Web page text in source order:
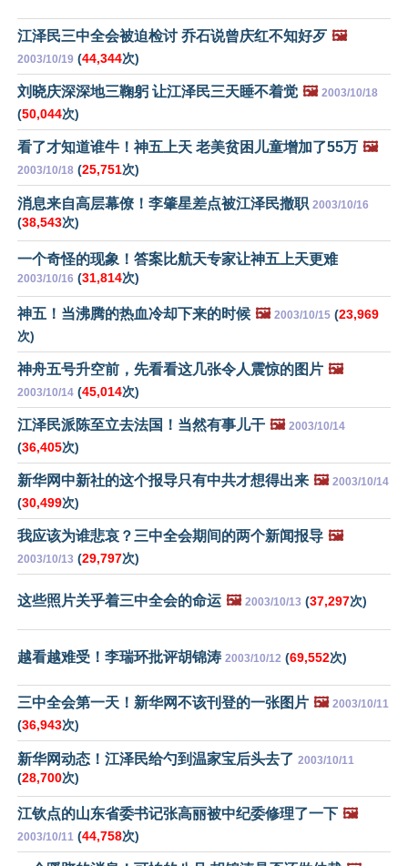
江泽民三中全会被迫检讨 乔石说曾庆红不知好歹 🖼️
2003/10/19 (44,344次)
刘晓庆深深地三鞠躬 让江泽民三天睡不着觉 🖼️ 2003/10/18
(50,044次)
看了才知道谁牛！神五上天 老美贫困儿童增加了55万 🖼️
2003/10/18 (25,751次)
消息来自高层幕僚！李肇星差点被江泽民撤职 2003/10/16
(38,543次)
一个奇怪的现象！答案比航天专家让神五上天更难
2003/10/16 (31,814次)
神五！当沸腾的热血冷却下来的时候 🖼️ 2003/10/15 (23,969
次)
神舟五号升空前，先看看这几张令人震惊的图片 🖼️
2003/10/14 (45,014次)
江泽民派陈至立去法国！当然有事儿干 🖼️ 2003/10/14
(36,405次)
新华网中新社的这个报导只有中共才想得出来 🖼️ 2003/10/14
(30,499次)
我应该为谁悲哀？三中全会期间的两个新闻报导 🖼️
2003/10/13 (29,797次)
这些照片关乎着三中全会的命运 🖼️ 2003/10/13 (37,297次)
越看越难受！李瑞环批评胡锦涛 2003/10/12 (69,552次)
三中全会第一天！新华网不该刊登的一张图片 🖼️ 2003/10/11
(36,943次)
新华网动态！江泽民给勺到温家宝后头去了 2003/10/11
(28,700次)
江钦点的山东省委书记张高丽被中纪委修理了一下 🖼️
2003/10/11 (44,758次)